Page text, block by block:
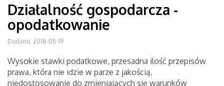
Działalność gospodarcza -
opodatkowanie
Dodano: 2018-05-19
Wysokie stawki podatkowe, przesadna ilość przepisów
prawa, która nie idzie w parze z jakością,
niedostosowanie do zmieniających się warunków